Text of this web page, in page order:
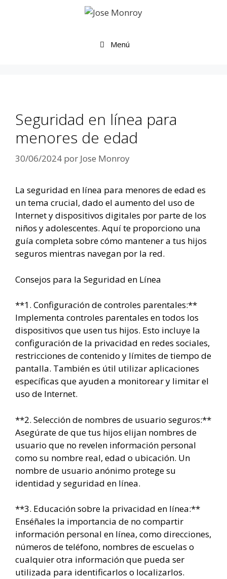
Menú
Seguridad en línea para
menores de edad
30/06/2024 por Jose Monroy
La seguridad en línea para menores de edad es
un tema crucial, dado el aumento del uso de
Internet y dispositivos digitales por parte de los
niños y adolescentes. Aquí te proporciono una
guía completa sobre cómo mantener a tus hijos
seguros mientras navegan por la red.
Consejos para la Seguridad en Línea
**1. Configuración de controles parentales:**
Implementa controles parentales en todos los
dispositivos que usen tus hijos. Esto incluye la
configuración de la privacidad en redes sociales,
restricciones de contenido y límites de tiempo de
pantalla. También es útil utilizar aplicaciones
específicas que ayuden a monitorear y limitar el
uso de Internet.
**2. Selección de nombres de usuario seguros:**
Asegúrate de que tus hijos elijan nombres de
usuario que no revelen información personal
como su nombre real, edad o ubicación. Un
nombre de usuario anónimo protege su
identidad y seguridad en línea.
**3. Educación sobre la privacidad en línea:**
Enséñales la importancia de no compartir
información personal en línea, como direcciones,
números de teléfono, nombres de escuelas o
cualquier otra información que pueda ser
utilizada para identificarlos o localizarlos.